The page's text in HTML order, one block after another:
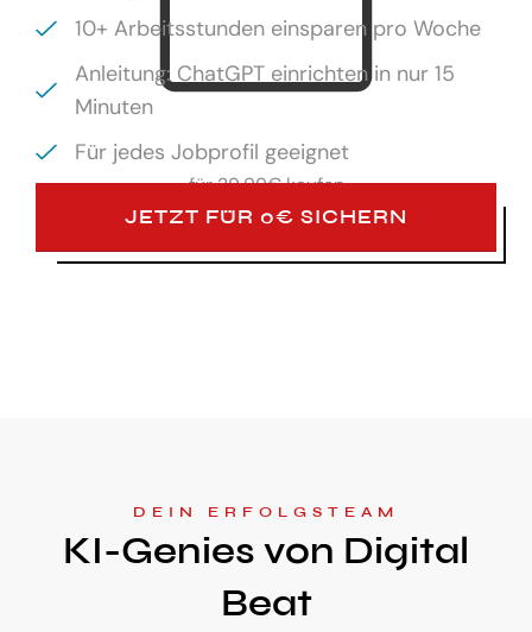
10+ Arbeitsstunden einsparen pro Woche
Anleitung: ChatGPT einrichten in nur 15
Minuten
Für jedes Jobprofil geeignet
für29,99€ kaufen
JETZT FÜR 0€ SICHERN
DEIN ERFOLGSTEAM
KI-Genies von Digital
Beat